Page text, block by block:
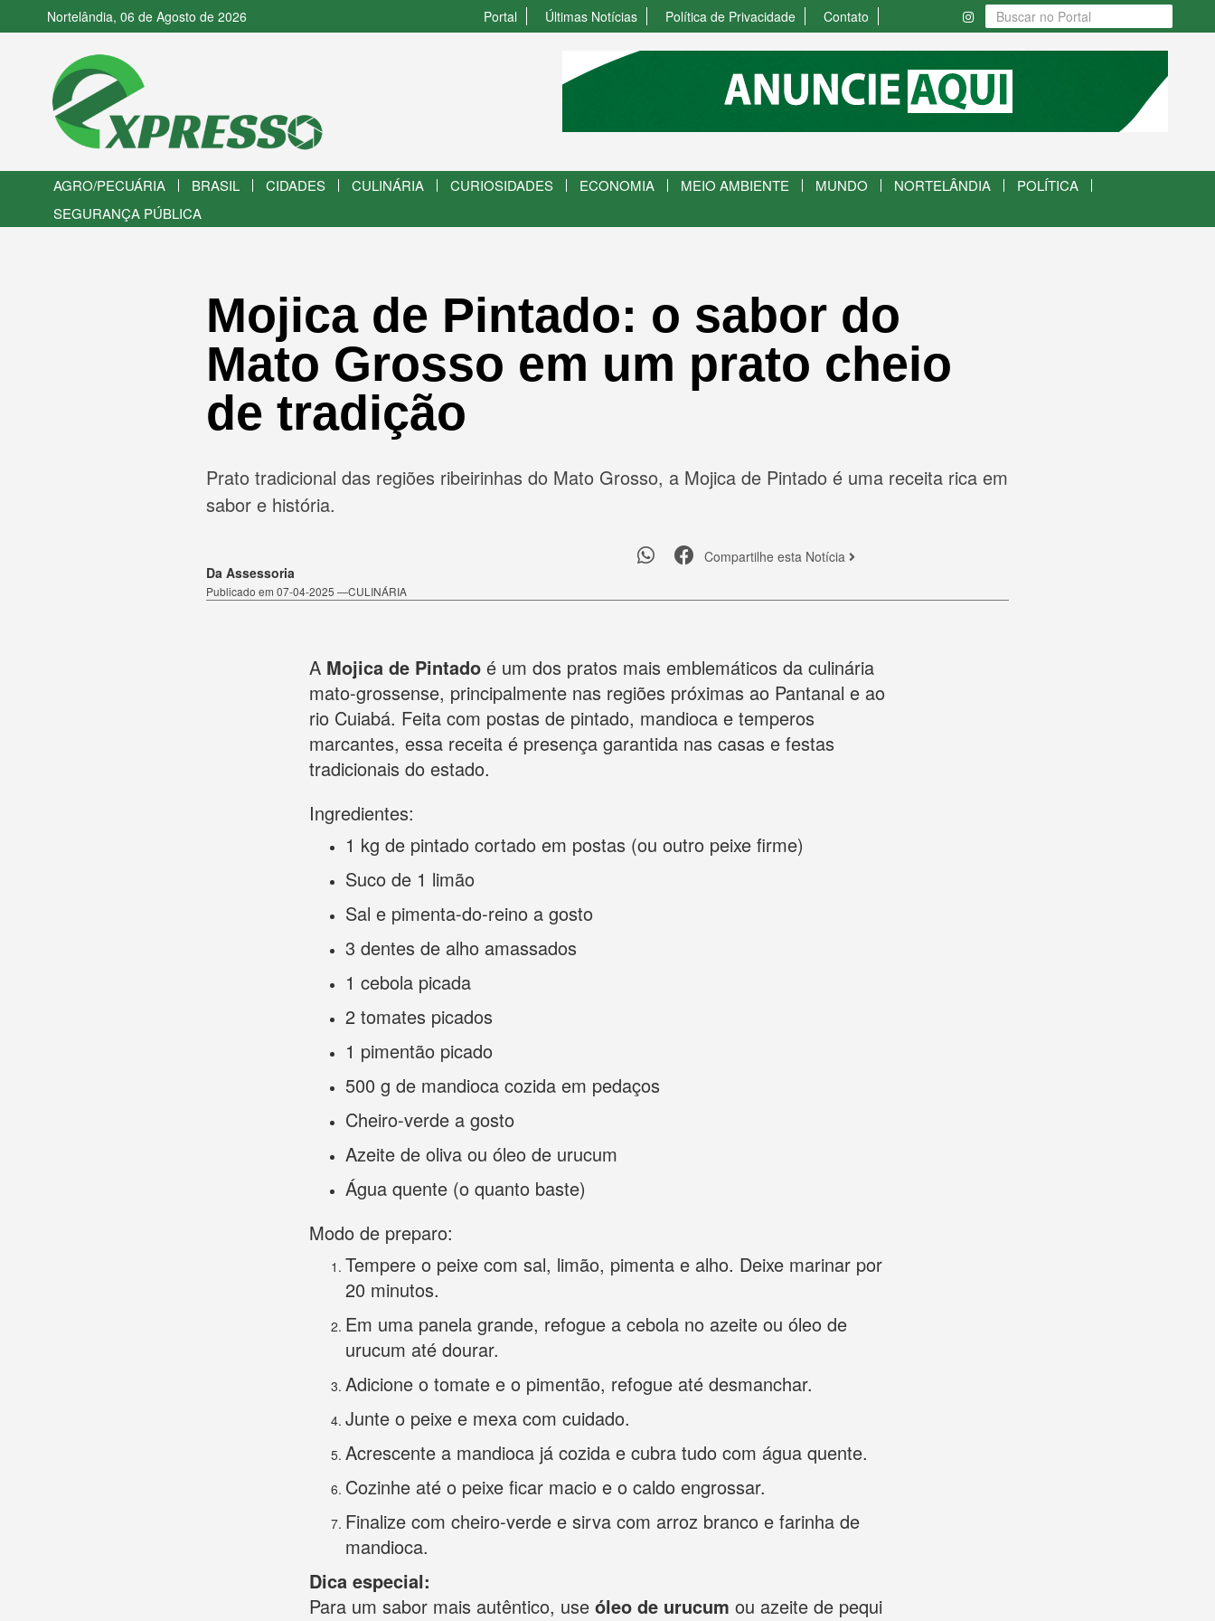
Nortelândia, 06 de Agosto de 2026 Contato
Política de Privacidade
Últimas Notícias
Portal
AGRO/PECUÁRIA BRASIL CIDADES CULINÁRIA CURIOSIDADES ECONOMIA MEIO AMBIENTE MUNDO NORTELÂNDIA
POLÍTICA
SEGURANÇA PÚBLICA
Mojica de Pintado: o sabor do
Mato Grosso em um prato cheio
de tradição
Prato tradicional das regiões ribeirinhas do Mato Grosso, a Mojica de Pintado é uma receita rica em
sabor e história.
Da Assessoria
Publicado em 07-04-2025 —CULINÁRIA
Compartilhe esta Notícia
A Mojica de Pintado é um dos pratos mais emblemáticos da culinária
mato-grossense, principalmente nas regiões próximas ao Pantanal e ao
rio Cuiabá. Feita com postas de pintado, mandioca e temperos
marcantes, essa receita é presença garantida nas casas e festas
tradicionais do estado.
Ingredientes:
1 kg de pintado cortado em postas (ou outro peixe firme)
Suco de 1 limão
Sal e pimenta-do-reino a gosto
3 dentes de alho amassados
1 cebola picada
2 tomates picados
1 pimentão picado
500 g de mandioca cozida em pedaços
Cheiro-verde a gosto
Azeite de oliva ou óleo de urucum
Água quente (o quanto baste)
Modo de preparo:
Tempere o peixe com sal, limão, pimenta e alho. Deixe marinar por
20 minutos.
Em uma panela grande, refogue a cebola no azeite ou óleo de
urucum até dourar.
Adicione o tomate e o pimentão, refogue até desmanchar.
Junte o peixe e mexa com cuidado.
Acrescente a mandioca já cozida e cubra tudo com água quente.
Cozinhe até o peixe ficar macio e o caldo engrossar.
Finalize com cheiro-verde e sirva com arroz branco e farinha de
mandioca.
Dica especial:
Para um sabor mais autêntico, use óleo de urucum ou azeite de pequi